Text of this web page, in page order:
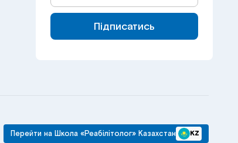
Підписатись
Перейти на Школа «Реабілітолог» Казахстан KZ